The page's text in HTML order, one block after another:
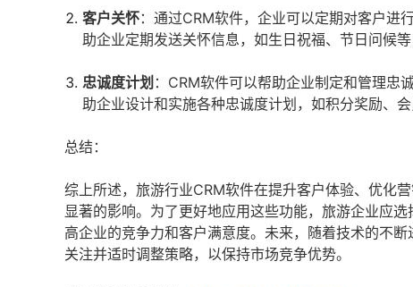
客户关怀：通过CRM软件，企业可以定期对客户进
助企业定期发送关怀信息，如生日祝福、节日问候等
忠诚度计划 ：CRM软件可以帮助企业制定和管理忠
助企业设计和实施各种忠诚度计划，如积分奖励、
总结：
综上所述，旅游行业CRM软件在提升客户体验、优化
显著的影响。为了更好地应用这些功能，旅游企业应
高企业的竞争力和客户满意度。未来，随着技术的不
关注并适时调整策略，以保持市场竞争优势。